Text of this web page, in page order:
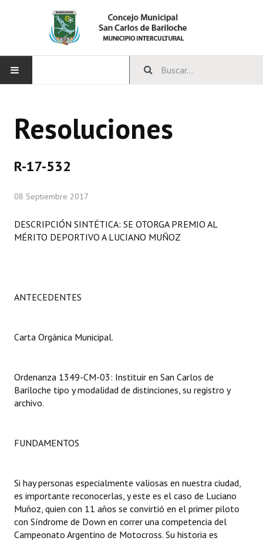
CONCEJO
Comisiones Permanentes
Comisiones Especiales
LEGISLACIÓN
Carta Orgánica 2007
Reglamento Interno
Organigrama
Informes de Gestión
Proyectos Presentados
Resoluciones
R-17-532
08 Septiembre 2017
DESCRIPCIÓN SINTÉTICA: SE OTORGA PREMIO AL
MÉRITO DEPORTIVO A LUCIANO MUÑOZ
ANTECEDENTES
Carta Orgánica Municipal.
Ordenanza 1349-CM-03: Instituir en San Carlos de
Bariloche tipo y modalidad de distinciones, su registro y
archivo.
FUNDAMENTOS
Si hay personas especialmente valiosas en nuestra ciudad,
es importante reconocerlas, y este es el caso de Luciano
Muñoz, quien con 11 años se convirtió en el primer piloto
con Síndrome de Down en correr una competencia del
Campeonato Argentino de Motocross. Su historia es